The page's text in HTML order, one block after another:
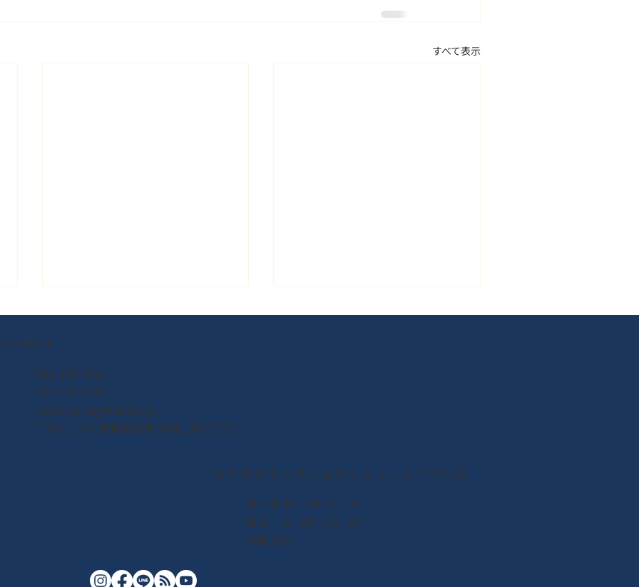
すべて表示
2026年8月8日（土） なとり
るみが寄贈されました
Contact
022-395-7211
022-395-7235
info@yuriageasaichi.jp
〒981-1204 宮城県名取市閖上東3丁目5-1
ゆりあげキッチン＆ギャラリーメイプル館
月〜土 10：00-16：00
日祝 6：00〜13：00
木曜定休